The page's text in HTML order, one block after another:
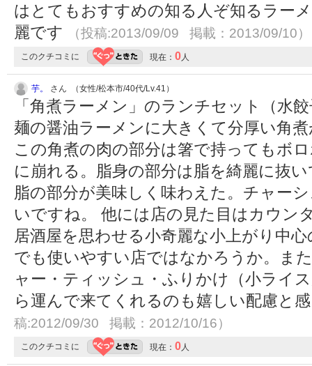
はとてもおすすめの知る人ぞ知るラー
麗です
（投稿:2013/09/09 掲載：2013/09/10）
このクチコミに 現在： 0人
芋。 さん （女性/松本市/40代/Lv.41）
「角煮ラーメン」のランチセット（水
麺の醤油ラーメンに大きくて分厚い角
この角煮の肉の部分は箸で持ってもボ
に崩れる。脂身の部分は脂を綺麗に抜
脂の部分が美味しく味わえた。チャー
いですね。 他には店の見た目はカウン
居酒屋を思わせる小奇麗な小上がり中
でも使いやすい店ではなかろうか。ま
ャー・ティッシュ・ふりかけ（小ライ
ら運んで来てくれるのも嬉しい配慮と
稿:2012/09/30 掲載：2012/10/16）
このクチコミに 現在： 0人